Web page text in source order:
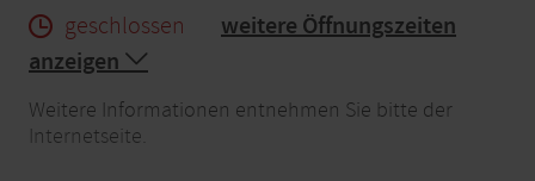
geschlossen
weitere Öffnungszeiten
anzeigen
Weitere Informationen entnehmen Sie bitte der
Internetseite.